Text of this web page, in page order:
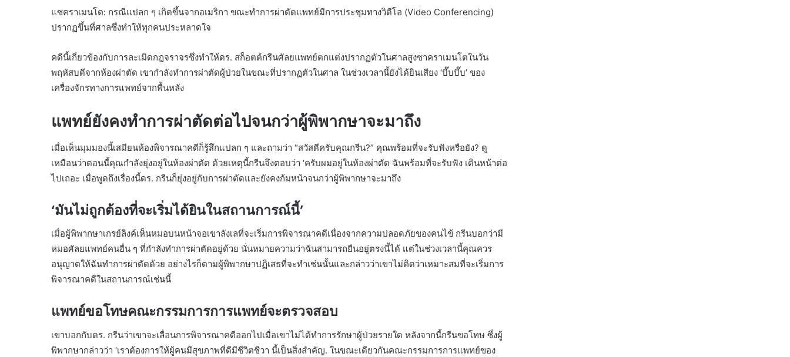
แซคราเมนโต: กรณีแปลก ๆ เกิดขึ้นจากอเมริกา ขณะทำการผ่าตัดแพทย์มีการประชุมทางวิดีโอ (Video Conferencing)
ปรากฏขึ้นที่ศาลซึ่งทำให้ทุกคนประหลาดใจ
คดีนี้เกี่ยวข้องกับการละเมิดกฎจราจรซึ่งทำให้ดร. สก็อตต์กรีนศัลยแพทย์ตกแต่งปรากฏตัวในศาลสูงซาคราเมนโตในวัน
พฤหัสบดีจากห้องผ่าตัด เขากำลังทำการผ่าตัดผู้ป่วยในขณะที่ปรากฏตัวในศาล ในช่วงเวลานี้ยังได้ยินเสียง ‘บี๊บบี๊บ’ ของ
เครื่องจักรทางการแพทย์จากพื้นหลัง
แพทย์ยังคงทำการผ่าตัดต่อไปจนกว่าผู้พิพากษาจะมาถึง
เมื่อเห็นมุมมองนี้เสมียนห้องพิจารณาคดีก็รู้สึกแปลก ๆ และถามว่า “สวัสดีครับคุณกรีน?” คุณพร้อมที่จะรับฟังหรือยัง? ดู
เหมือนว่าตอนนี้คุณกำลังยุ่งอยู่ในห้องผ่าตัด ด้วยเหตุนี้กรีนจึงตอบว่า ‘ครับผมอยู่ในห้องผ่าตัด ฉันพร้อมที่จะรับฟัง เดินหน้าต่อ
ไปเถอะ เมื่อพูดถึงเรื่องนี้ดร. กรีนก็ยุ่งอยู่กับการผ่าตัดและยังคงก้มหน้าจนกว่าผู้พิพากษาจะมาถึง
‘มันไม่ถูกต้องที่จะเริ่มได้ยินในสถานการณ์นี้’
เมื่อผู้พิพากษาเกรย์ลิงค์เห็นหมอบนหน้าจอเขาลังเลที่จะเริ่มการพิจารณาคดีเนื่องจากความปลอดภัยของคนไข้ กรีนบอกว่ามี
หมอศัลยแพทย์คนอื่น ๆ ที่กำลังทำการผ่าตัดอยู่ด้วย นั่นหมายความว่าฉันสามารถยืนอยู่ตรงนี้ได้ แต่ในช่วงเวลานี้คุณควร
อนุญาตให้ฉันทำการผ่าตัดด้วย อย่างไรก็ตามผู้พิพากษาปฏิเสธที่จะทำเช่นนั้นและกล่าวว่าเขาไม่คิดว่าเหมาะสมที่จะเริ่มการ
พิจารณาคดีในสถานการณ์เช่นนี้
แพทย์ขอโทษคณะกรรมการการแพทย์จะตรวจสอบ
เขาบอกกับดร. กรีนว่าเขาจะเลื่อนการพิจารณาคดีออกไปเมื่อเขาไม่ได้ทำการรักษาผู้ป่วยรายใด หลังจากนี้กรีนขอโทษ ซึ่งผู้
พิพากษากล่าวว่า ‘เราต้องการให้ผู้คนมีสุขภาพที่ดีมีชีวิตชีวา นี้เป็นสิ่งสำคัญ. ในขณะเดียวกันคณะกรรมการการแพทย์ของ